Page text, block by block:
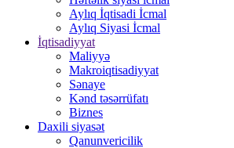
Aylıq İqtisadi İcmal
Aylıq Siyasi İcmal
İqtisadiyyat
Maliyyə
Makroiqtisadiyyat
Sənaye
Kənd təsərrüfatı
Biznes
Daxili siyasət
Qanunvericilik